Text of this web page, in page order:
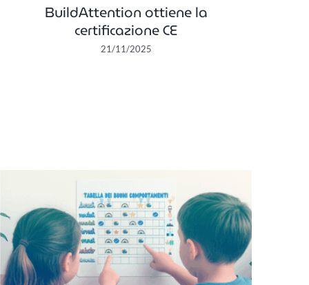
BuildAttention ottiene la
certificazione CE
21/11/2025